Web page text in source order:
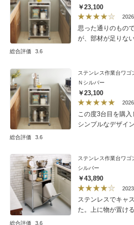
総合評価 3.6
￥23,100
思った通りのもの
が、部材が足りな
コーナー保護キャ
シャーの予備が１
ぞれ足りません。
ましたが繋がらな
きました。本体の
足部品を希望しま
討中の物がありま
総合評価 3.6
ステンレス作業台ワゴ
Ｎシルバー
￥23,100
この度3台目を購
シンプルなデザイ
質も価格以上な印
線を確保できるよ
一つは離して」の
宝しています。
総合評価 3.6
ステンレス作業台ワゴ
シルバー
￥43,890
ステンレスでキャ
た。上に物が置け
のお皿置きなどに